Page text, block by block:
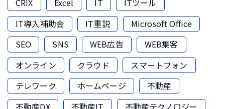
CRIX Excel IT
ITツール
IT導入補助金
IT重説
Microsoft Office
SEO
SNS WEB広告
WEB集客
オンライン
クラウド
スマートフォン
テレワーク
ホームページ
不動産
不動産DX
不動産IT
不動産テクノロジー